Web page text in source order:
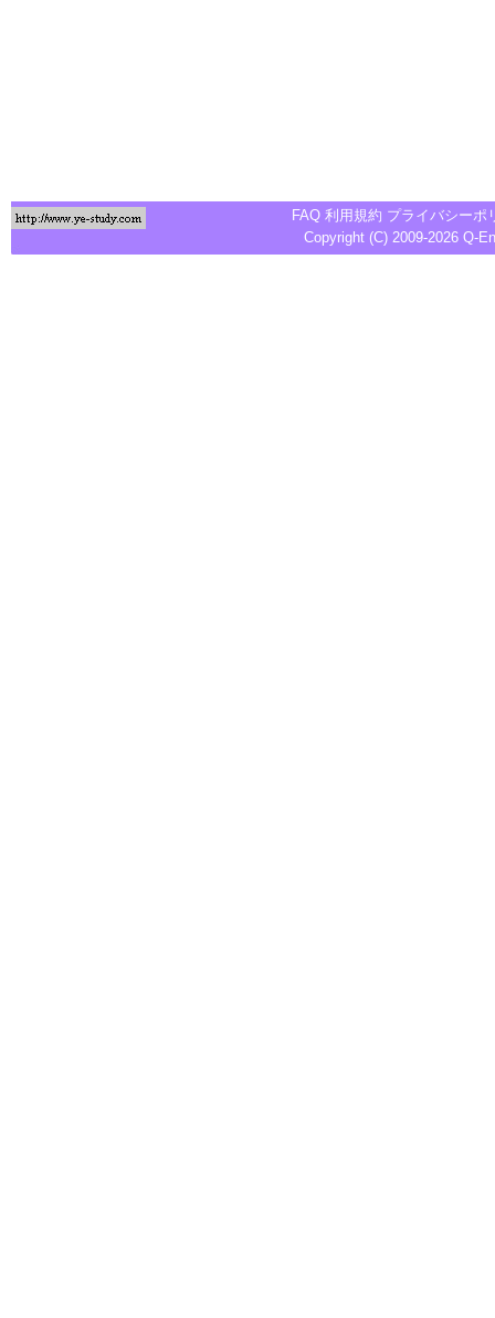
FAQ 利用規約 プライバシーポ
Copyright (C) 2009-2026 Q-